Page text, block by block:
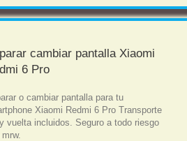
cambiar pantalla Xiaomi
6 Pro
o cambiar pantalla para tu
Xiaomi Redmi 6 Pro Transporte
vuelta incluidos. Seguro a todo riesgo